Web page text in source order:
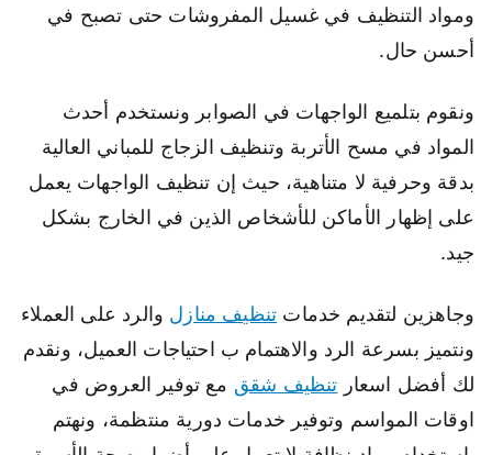
ومواد التنظيف في غسيل المفروشات حتى تصبح في
أحسن حال.
ونقوم بتلميع الواجهات في الصوابر ونستخدم أحدث
المواد في مسح الأتربة وتنظيف الزجاج للمباني العالية
بدقة وحرفية لا متناهية، حيث إن تنظيف الواجهات يعمل
على إظهار الأماكن للأشخاص الذين في الخارج بشكل
جيد.
وجاهزين لتقديم خدمات تنظيف منازل والرد على العملاء
ونتميز بسرعة الرد والاهتمام ب احتياجات العميل، ونقدم
لك أفضل اسعار تنظيف شقق مع توفير العروض في
اوقات المواسم وتوفير خدمات دورية منتظمة، ونهتم